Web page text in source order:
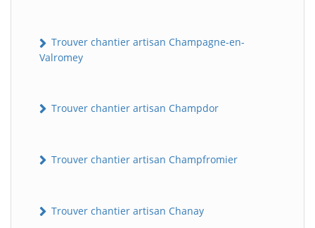
Trouver chantier artisan Champagne-en-
Valromey
Trouver chantier artisan Champdor
Trouver chantier artisan Champfromier
Trouver chantier artisan Chanay